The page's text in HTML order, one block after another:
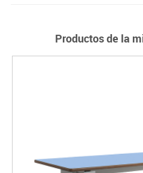
Productos de la